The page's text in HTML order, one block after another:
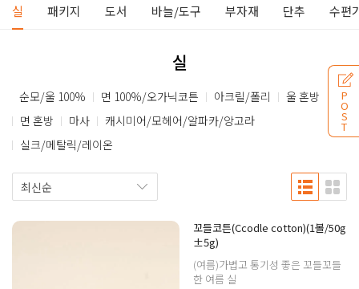
실 패키지 도서 바늘/도구 부자재 단추 수편
P
O
S
T
실
순모/울 100% 면 100%/오가닉코튼 아크릴/폴리
울 혼방
면 혼방
마사
캐시미어/모헤어/알파카/앙고라
실크/메탈릭/레이온
꼬들코튼(Ccodle cotton)(1볼/50g
±5g)
(여름)가볍고 통기성 좋은 꼬들꼬들
한 여름 실